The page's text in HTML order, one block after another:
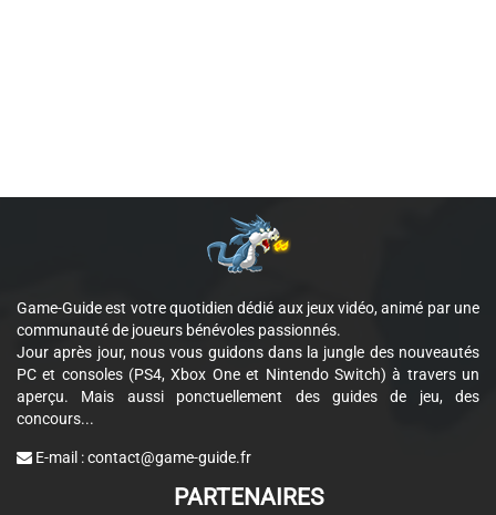
Game-Guide est votre quotidien dédié aux jeux vidéo, animé par une
communauté de joueurs bénévoles passionnés.
Jour après jour, nous vous guidons dans la jungle des nouveautés
PC et consoles (PS4, Xbox One et Nintendo Switch) à travers un
aperçu. Mais aussi ponctuellement des guides de jeu, des
concours...
E-mail :contact@game-guide.fr
PARTENAIRES